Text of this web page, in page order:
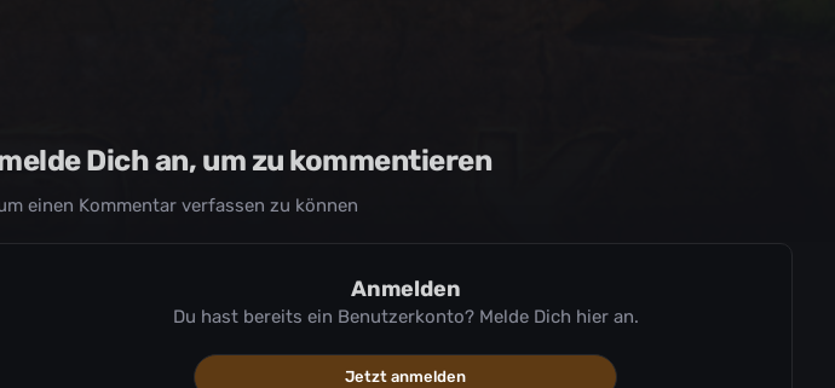
Dich an, um zu kommentieren
einen Kommentar verfassen zu können
Anmelden
Du hast bereits ein Benutzerkonto? Melde Dich hier an.
Jetzt anmelden